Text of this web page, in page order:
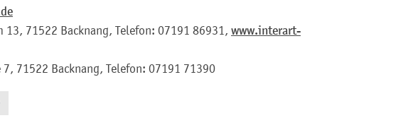
13, 71522 Backnang, Telefon: 07191 86931, www.interart-
7, 71522 Backnang, Telefon: 07191 71390